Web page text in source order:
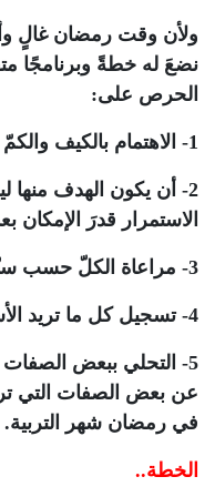
ولأن وقت رمضان غالٍ
نضعَ له خطةً وبرنامجًا
الحرص على:
1- الاهتمام بالكيف والكمّ معًا لا بالكم فقط.
2- أن يكون الهدف
الاستمرار قدرَ الإمكان
3- مراعاة الكلّ حسب سنّه.
4- تسجيل كل ما تريد الأسرة فعله.
5- التحلي ببعض الصفات
عن بعض الصفات التي
في رمضان شهر التربية.
الخطة..